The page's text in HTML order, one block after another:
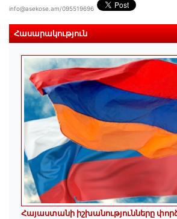
info@asekose.am/095519696
Հասարակություն
Հայաստանի իշխանությունները